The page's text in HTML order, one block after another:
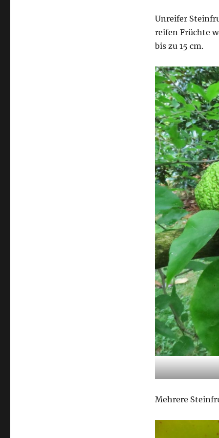
Unreifer
reifen Früchte
bis zu 15 cm.
Mehrere